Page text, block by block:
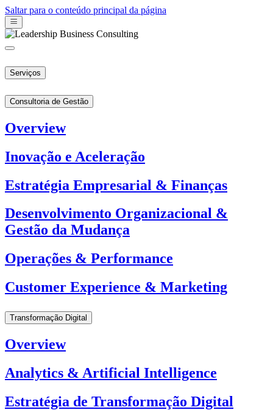
Saltar para o conteúdo principal da página
Serviços
Consultoria de Gestão
Overview
Inovação e Aceleração
Estratégia Empresarial & Finanças
Desenvolvimento Organizacional &
Gestão da Mudança
Operações & Performance
Customer Experience & Marketing
Transformação Digital
Overview
Analytics & Artificial Intelligence
Estratégia de Transformação Digital